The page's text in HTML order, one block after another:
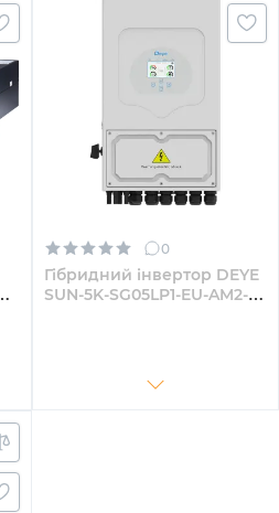
0
Гібридний інвертор DEYE
SUN-5K-SG05LP1-EU-AM2-P